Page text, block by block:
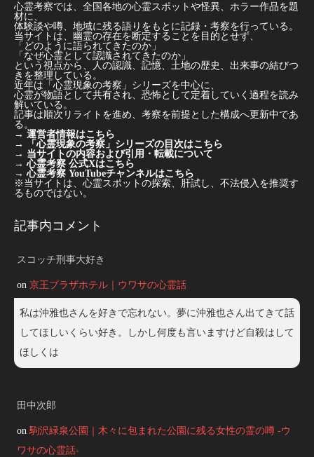
心霊考察では、全国各地の心霊スポットや怪異、ホラー作品を題
材に、
体験談や噂、地域に残る語りをもとに記録・考察を行っている。
当サイトは、幽霊の存在を断定することを目的とせず、
「どのように語られてきたのか」
「なぜ心霊として認識されてきたのか」
という視点から、人の認識、記憶、土地の歴史、出来事の結びつ
きを整理している。
近年は「心霊現象の考察」シリーズを中心に、
心霊が物語として共有され、恐怖として定着していく過程を読み
解いている。
記事は順次リライトを進め、考察を前提とした構成へ更新中であ
る。
→ 運営者情報はこちら
→
「心霊現象の考察」シリーズの目次はこちら
→ 当サイトの内容および引用・転載について
→ 心霊考察 公式Xはこちら
→ 心霊考察 YouTubeチャンネルはこちら
※当サイトは、心霊スポットの探索、肝試し、不法侵入を推奨す
るものではない。
記事内コメント
スコッチ刑事大好き
on 京王プラザホテル｜ウワサの心霊話
私は沖雅也さんを好きで忘れない。夢に沖雅也さん出てきて話
してほしいくらい好き。しかし何度も言いますけど自殺はして
ほしくは
田中次郎
on 駒沢緑泉公園｜木々に包まれた公園に残る女性の霊の噂 -ウ
ワサの心霊話-